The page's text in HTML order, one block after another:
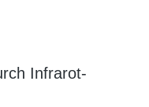
Infrarot-